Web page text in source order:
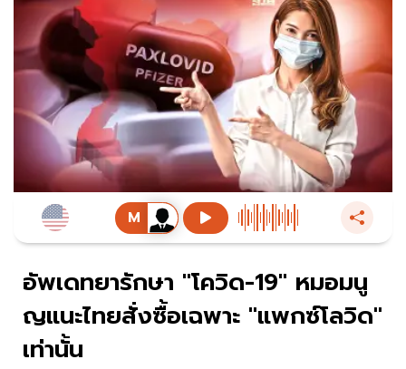
อัพเดทยารักษา "โควิด-19" หมอมนู
ญแนะไทยสั่งซื้อเฉพาะ "แพกซ์โลวิด"
เท่านั้น